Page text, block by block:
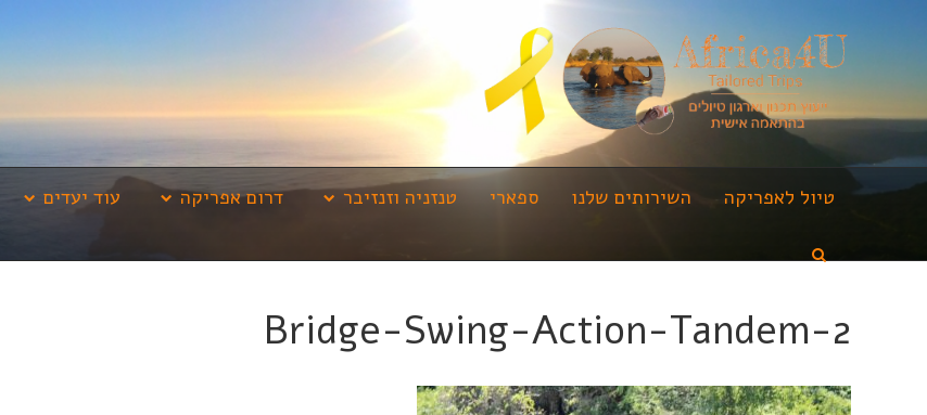
טיול לאפריקה השירותים שלנו ספארי טנזניה וזנזיבר דרום אפריקה עוד יעדים
Bridge-Swing-Action-Tandem-2